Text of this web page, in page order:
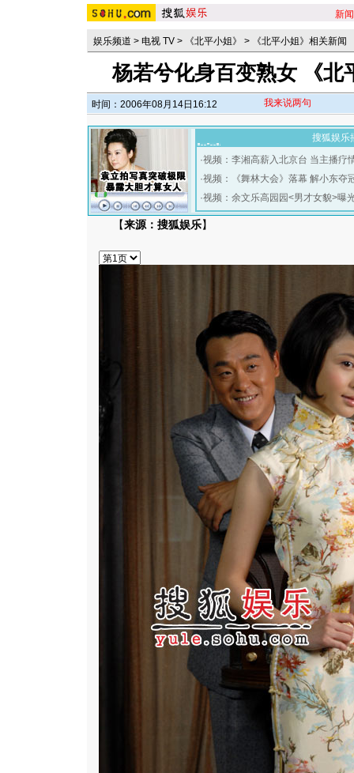
新闻
娱乐频道 > 电视 TV > 《北平小姐》 > 《北平小姐》相关新闻
杨若兮化身百变熟女 《北
时间：2006年08月14日16:12 我来说两句
搜狐娱乐
·视频：李湘高薪入北京台 当主播疗
·视频：《舞林大会》落幕 解小东夺
·视频：余文乐高园园<男才女貌>曝
【来源：搜狐娱乐】